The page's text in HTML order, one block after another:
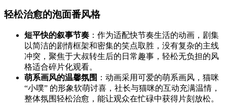
轻松治愈的泡面番风格
短平快的叙事节奏 ：作为适配快节奏生活的动画，剧集
以简洁的剧情框架和密集的笑点取胜，没有复杂的主线
冲突，聚焦于大叔转生后的日常趣事，轻松无负担的风
格适合碎片化观看。
萌系画风的温馨氛围 ：动画采用可爱的萌系画风，猫咪
“小噗” 的形象软萌讨喜，社长与猫咪的互动充满温情，
整体氛围轻松治愈，能让观众在忙碌中获得片刻放松。